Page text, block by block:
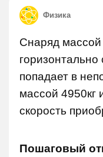
Физика
Снаряд массой
попадает в
массой 4950кг
скорость
Пошаговый